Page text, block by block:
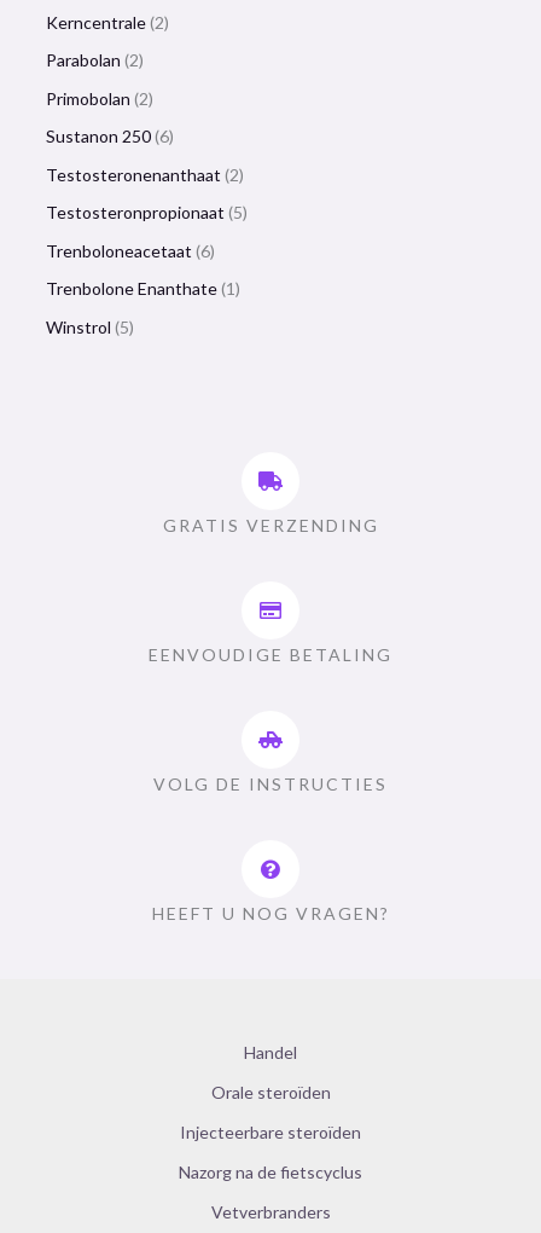
Kerncentrale 2
Parabolan 2
Primobolan 2
Sustanon 250 6
Testosteronenanthaat 2
Testosteronpropionaat 5
Trenboloneacetaat 6
Trenbolone Enanthate 1
Winstrol 5
GRATIS VERZENDING
EENVOUDIGE BETALING
VOLG DE INSTRUCTIES
HEEFT U NOG VRAGEN?
Handel
Orale steroïden
Injecteerbare steroïden
Nazorg na de fietscyclus
Vetverbranders